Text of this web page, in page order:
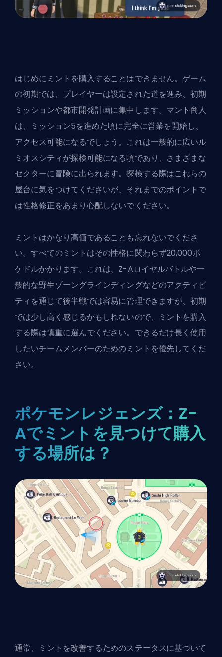
はじめにミントを購入することはできません。ゲーム
の初期では、プレイヤーは設定された道を進み、初期
ミッションや都市開発計画に集中します。マント商人
は、ミッション5を進めた頃に完全に営業を開始し、
アクセス可能になるでしょう。これは一般的に広いル
ミオスシティが探検可能になる頃であり、さまざまな
セクターに冒険に出られます。探検する際はこれらの
屋台に気をつけてくださいが、それまでのポイントで
は性格修正をあまり心配しないでください。
ミントはかなり高価であることも忘れないでくださ
い。すべてのミントはその性格に関わらず20,000ポ
ケドルかかります。これは、Z-Aロイヤルバトルや一
般的な野生ゾーングラインディングなどのアクティビ
ティを通じて後半戦では容易に管理できますが、初期
では少し高く感じるかもしれないので、ミントを購入
する際は慎重に選んでください。できるだけ長く使用
したいチームメンバーのためのミントを優先してくだ
さい。
ポケモンレジェンズ：Z-
Aでミントを見つけて購入
する場所は？
通常、ミントを改善するためのステータスに基づいて